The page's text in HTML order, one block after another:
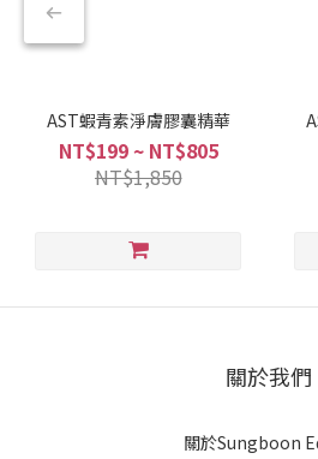
AST蝦青素淨膚膠囊精華
NT$199 ~ NT$805
NT$1,850
關於我們
關於Sungboon